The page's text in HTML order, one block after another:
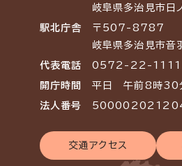
岐阜県多治見市日
駅北庁舎
〒507-8787
岐阜県多治見市
代表電話 0572-22-1111
開庁時間 平日 午前8時30
法人番号
交通アクセス